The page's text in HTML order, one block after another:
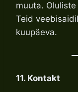
muuta.
Teid
kuupäeva.
11. Kontakt